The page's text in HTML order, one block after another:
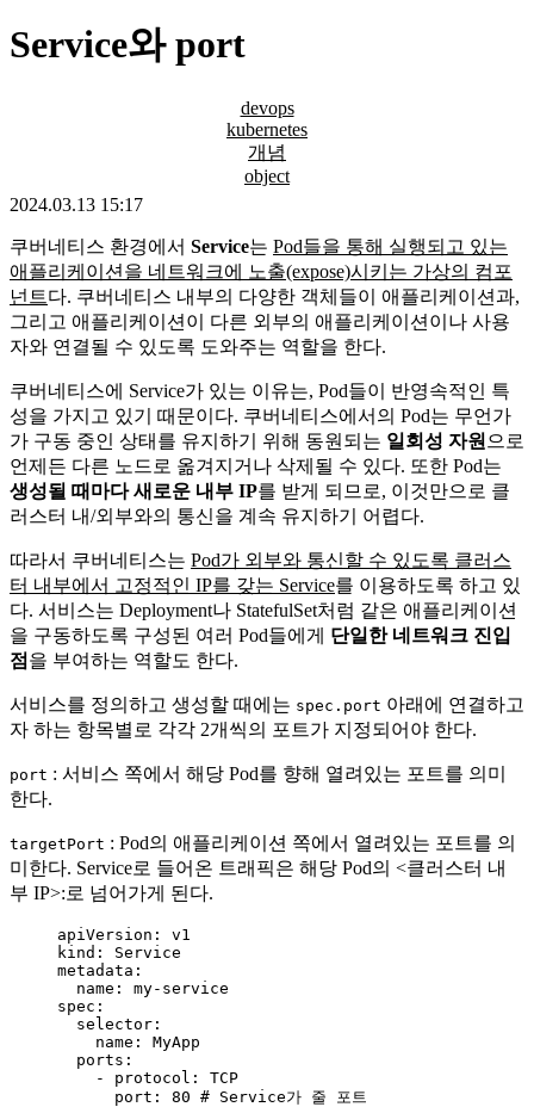
Service와 port
devops
kubernetes
개념
object
2024.03.13 15:17
쿠버네티스 환경에서 Service는 Pod들을 통해 실행되고 있는
애플리케이션을 네트워크에 노출(expose)시키는 가상의 컴포
넌트다. 쿠버네티스 내부의 다양한 객체들이 애플리케이션과,
그리고 애플리케이션이 다른 외부의 애플리케이션이나 사용
자와 연결될 수 있도록 도와주는 역할을 한다.
쿠버네티스에 Service가 있는 이유는, Pod들이 반영속적인 특
성을 가지고 있기 때문이다. 쿠버네티스에서의 Pod는 무언가
가 구동 중인 상태를 유지하기 위해 동원되는 일회성 자원 으로
언제든 다른 노드로 옮겨지거나 삭제될 수 있다. 또한 Pod는
생성될 때마다 새로운 내부 IP를 받게 되므로, 이것만으로 클
러스터 내/외부와의 통신을 계속 유지하기 어렵다.
따라서 쿠버네티스는 Pod가 외부와 통신할 수 있도록 클러스
터 내부에서 고정적인 IP를 갖는 Service를 이용하도록 하고 있
다. 서비스는 Deployment나 StatefulSet처럼 같은 애플리케이션
을 구동하도록 구성된 여러 Pod들에게 단일한 네트워크 진입
점 을 부여하는 역할도 한다.
서비스를 정의하고 생성할 때에는 spec.port 아래에 연결하고
자 하는 항목별로 각각 2개씩의 포트가 지정되어야 한다.
port : 서비스 쪽에서 해당 Pod를 향해 열려있는 포트를 의미
한다.
targetPort : Pod의 애플리케이션 쪽에서 열려있는 포트를 의
미한다. Service로 들어온 트래픽은 해당 Pod의 <클러스터 내
부 IP>:로 넘어가게 된다.
apiVersion : v1
kind : Service
metadata :
name : my-service
spec :
selector :
name : MyApp
ports :
- protocol : TCP
port : 80 # Service가 줄 포트